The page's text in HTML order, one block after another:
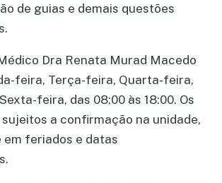
de guias e demais questões
Dra Renata Murad Macedo
feira, Terça-feira, Quarta-feira,
feira, das 08:00 às 18:00. Os
a confirmação na unidade,
feriados e datas